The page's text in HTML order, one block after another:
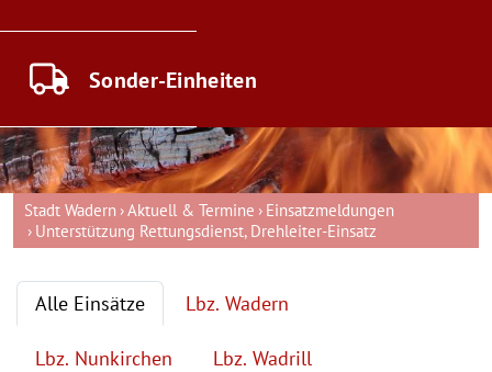
Sonder-Einheiten
Stadt Wadern Aktuell & Termine
Einsatzmeldungen
Unterstützung Rettungsdienst, Drehleiter-Einsatz
Alle Einsätze Lbz. Wadern
Lbz. Nunkirchen Lbz. Wadrill